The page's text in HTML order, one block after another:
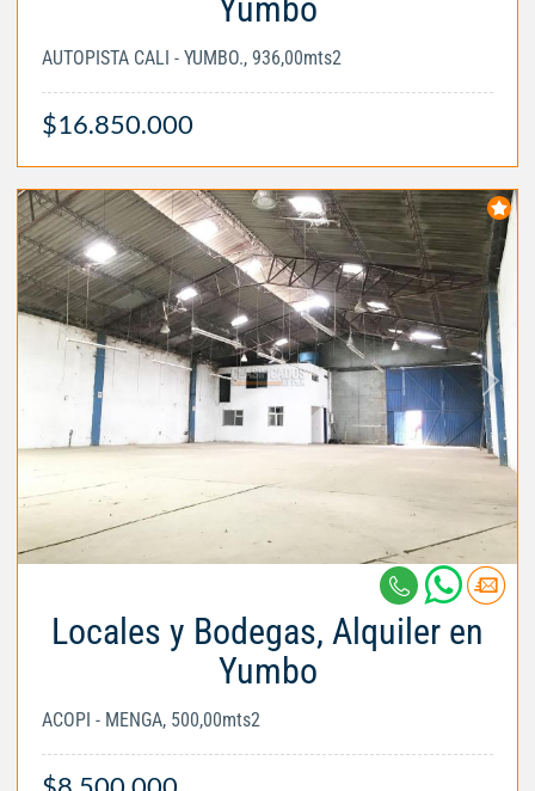
Yumbo
AUTOPISTA CALI - YUMBO., 936,00mts2
$16.850.000
Locales y Bodegas, Alquiler en
Yumbo
ACOPI - MENGA, 500,00mts2